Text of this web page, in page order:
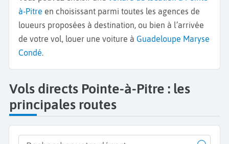
à-Pitre en choisissant parmi toutes les agences de
loueurs proposées à destination, ou bien à l’arrivée
de votre vol, louer une voiture à Guadeloupe Maryse
Condé
Vols directs Pointe-à-Pitre : les
principales routes